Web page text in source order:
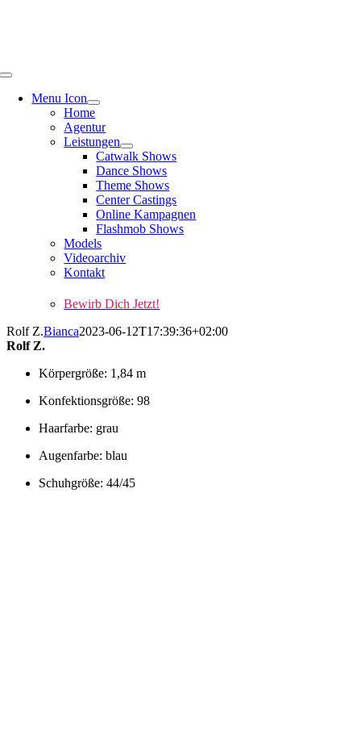
Menu Icon
Home
Agentur
Leistungen
Catwalk Shows
Dance Shows
Theme Shows
Center Castings
Online Kampagnen
Flashmob Shows
Models
Videoarchiv
Kontakt
Bewirb Dich Jetzt!
Rolf Z.Bianca2023-06-12T17:39:36+02:00
Rolf Z.
Körpergröße: 1,84 m
Konfektionsgröße: 98
Haarfarbe: grau
Augenfarbe: blau
Schuhgröße: 44/45